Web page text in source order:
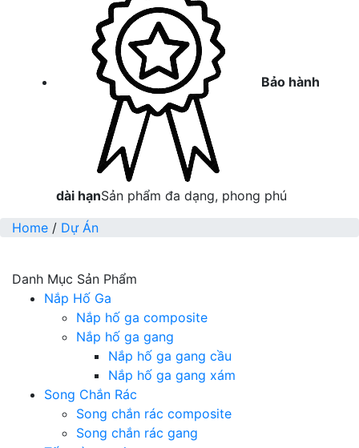
Bảo hành
dài hạnSản phẩm đa dạng, phong phú
Home / Dự Án
Danh Mục Sản Phẩm
Nắp Hố Ga
Nắp hố ga composite
Nắp hố ga gang
Nắp hố ga gang cầu
Nắp hố ga gang xám
Song Chắn Rác
Song chắn rác composite
Song chắn rác gang